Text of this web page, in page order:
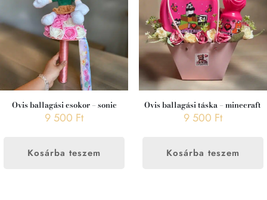
Ovis ballagási csokor – sonic
9 500 Ft
Kosárba teszem
Ovis ballagási táska – minecraft
9 500 Ft
Kosárba teszem